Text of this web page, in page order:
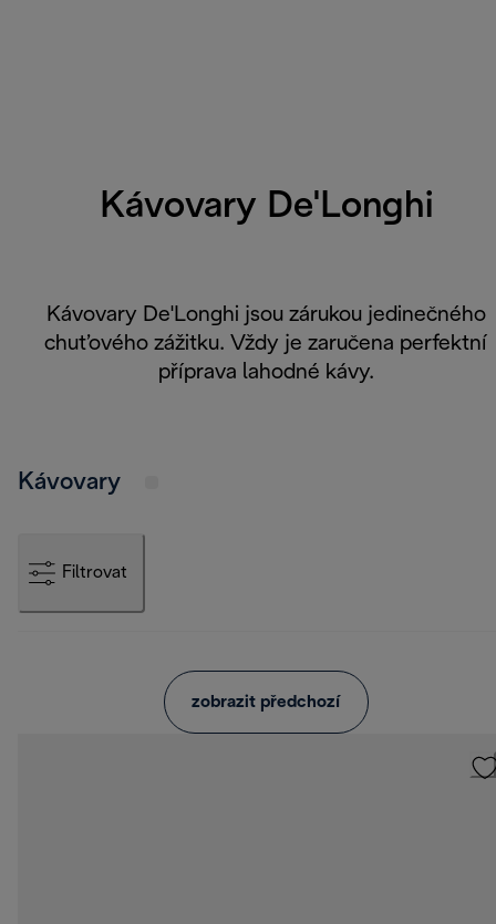
Kávovary De'Longhi
Kávovary De'Longhi jsou zárukou jedinečného
chuťového zážitku. Vždy je zaručena perfektní
příprava lahodné kávy.
Kávovary
Filtrovat
zobrazit předchozí